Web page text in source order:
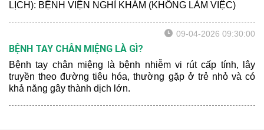
LỊCH): BỆNH VIỆN NGHỈ KHÁM (KHÔNG LÀM VIỆC)
09-04-2026 09:30:00
BỆNH TAY CHÂN MIỆNG LÀ GÌ?
Bệnh tay chân miệng là bệnh nhiễm vi rút cấp tính, lây
truyền theo đường tiêu hóa, thường gặp ở trẻ nhỏ và có
khả năng gây thành dịch lớn.